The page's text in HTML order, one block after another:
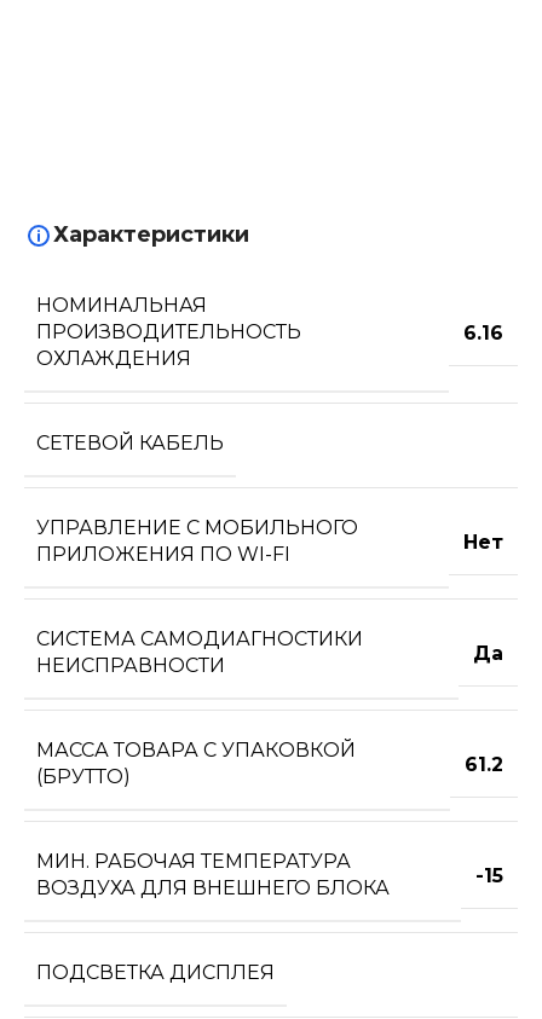
Характеристики
НОМИНАЛЬНАЯ
ПРОИЗВОДИТЕЛЬНОСТЬ
ОХЛАЖДЕНИЯ
6.16
СЕТЕВОЙ КАБЕЛЬ
УПРАВЛЕНИЕ C МОБИЛЬНОГО
ПРИЛОЖЕНИЯ ПО WI-FI
Нет
СИСТЕМА САМОДИАГНОСТИКИ
НЕИСПРАВНОСТИ
Да
МАССА ТОВАРА С УПАКОВКОЙ
(БРУТТО)
61.2
МИН. РАБОЧАЯ ТЕМПЕРАТУРА
ВОЗДУХА ДЛЯ ВНЕШНЕГО БЛОКА
-15
ПОДСВЕТКА ДИСПЛЕЯ